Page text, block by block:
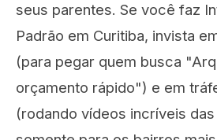
seus parentes. Se você faz
Padrão em Curitiba, invista
(para pegar quem busca
orçamento rápido") e em
(rodando vídeos incríveis